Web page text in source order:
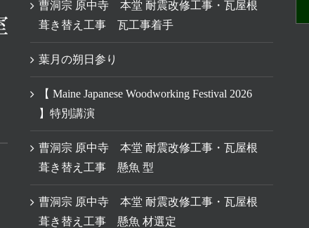
曹洞宗 原中寺 本堂 耐震改修工事・瓦屋根
葺き替え工事 瓦工事着手
葉月の朔日参り
【 Maine Japanese Woodworking Festival 2026
】特別講演
曹洞宗 原中寺 本堂 耐震改修工事・瓦屋根
葺き替え工事 懸魚 型
曹洞宗 原中寺 本堂 耐震改修工事・瓦屋根
葺き替え工事 懸魚 材選定